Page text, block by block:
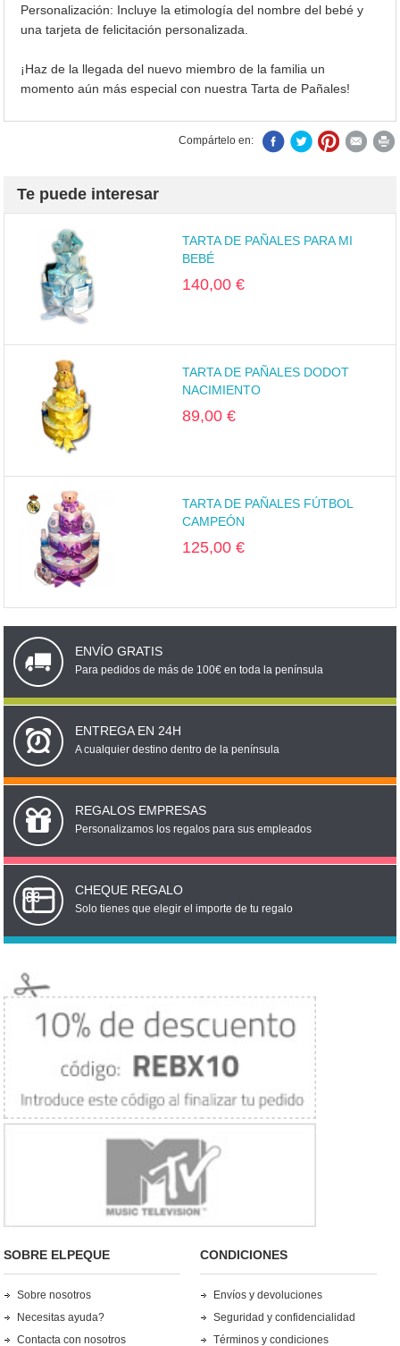
Personalización: Incluye la etimología del nombre del bebé y
una tarjeta de felicitación personalizada.
¡Haz de la llegada del nuevo miembro de la familia un
momento aún más especial con nuestra Tarta de Pañales!
Compártelo en:
Te puede interesar
TARTA DE PAÑALES PARA MI
BEBÉ
140,00 €
TARTA DE PAÑALES DODOT
NACIMIENTO
89,00 €
TARTA DE PAÑALES FÚTBOL
CAMPEÓN
125,00 €
ENVÍO GRATIS
Para pedidos de más de 100€ en toda la península
ENTREGA EN 24H
A cualquier destino dentro de la península
REGALOS EMPRESAS
Personalizamos los regalos para sus empleados
CHEQUE REGALO
Solo tienes que elegir el importe de tu regalo
SOBRE ELPEQUE
Sobre nosotros
Necesitas ayuda?
Contacta con nosotros
CONDICIONES
Envíos y devoluciones
Seguridad y confidencialidad
Términos y condiciones